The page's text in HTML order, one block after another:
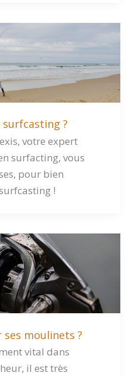
?
votre expert
surfacting, vous
pour bien
!
moulinets ?
vital dans
il est très